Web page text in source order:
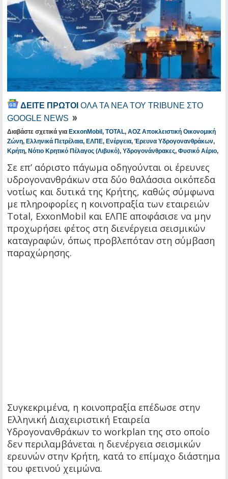
ΔΕΙΤΕ ΠΡΩΤΟΙ ΟΛΑ ΤΑ ΝΕΑ ΤΟΥ TRIBUNE ΣΤΟ
GOOGLE NEWS
Διαβάστε σχετικά για ExxonMobil , TOTAL, ΑΟΖ Αποκλειστική Οικονομική
Ζώνη, Ελληνικά Πετρέλαια, ΕΛΠΕ, Ενέργεια, Έρευνα Υδρογονανθράκων,
Κρήτη, Νότιο Κρητικό Πέλαγος (Λιβυκό), Υδρογονάνθρακες, Φυσικό Αέριο,
Σε επ’ αόριστο πάγωμα οδηγούνται οι έρευνες
υδρογονανθράκων στα δύο θαλάσσια οικόπεδα
νοτίως και δυτικά της Κρήτης, καθώς σύμφωνα
με πληροφορίες η κοινοπραξία των εταιρειών
Total, ExxonMobil και ΕΛΠΕ αποφάσισε να μην
προχωρήσει φέτος στη διενέργεια σεισμικών
καταγραφών, όπως προβλεπόταν στη σύμβαση
παραχώρησης.
Συγκεκριμένα, η κοινοπραξία επέδωσε στην
Ελληνική Διαχειριστική Εταιρεία
Υδρογονανθράκων το workplan της στο οποίο
δεν περιλαμβάνεται η διενέργεια σεισμικών
ερευνών στην Κρήτη, κατά το επίμαχο διάστημα
του φετινού χειμώνα.